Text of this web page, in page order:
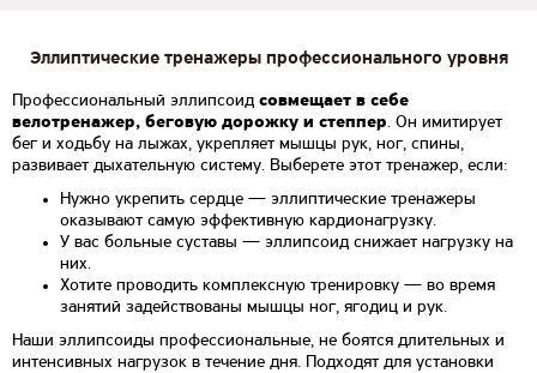
Эллиптические тренажеры профессионального уровня
Профессиональный эллипсоид совмещает в себе
велотренажер, беговую дорожку и степпер. Он имитирует
бег и ходьбу на лыжах, укрепляет мышцы рук, ног, спины,
развивает дыхательную систему. Выберете этот тренажер, если:
Нужно укрепить сердце — эллиптические тренажеры
оказывают самую эффективную кардионагрузку.
У вас больные суставы — эллипсоид снижает нагрузку на
них.
Хотите проводить комплексную тренировку — во время
занятий задействованы мышцы ног, ягодиц и рук.
Наши эллипсоиды профессиональные, не боятся длительных и
интенсивных нагрузок в течение дня. Подходят для установки